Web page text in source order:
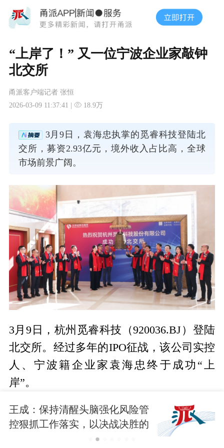
“上岸了！” 又一位宁波企业家敲钟
北交所
甬派客户端记者 张恒
2026-03-09 11:37:41 |
18.9万
3月9日，袁海忠执掌的觅睿科技登陆北
交所，募资2.93亿元，境外收入占比高，全球
市场前景广阔。
3月9日，杭州觅睿科技（920036.BJ）登陆
北交所。经过多年的IPO征战，该公司实控
人、宁波籍企业家袁海忠终于成功“上
岸”。
上市首日，觅睿科技以48.80元/股开盘（发
行价21.52元/股，发行后市盈率14.99
倍）。开盘后半小时，该股涨幅104%，最
王成：保持清醒头脑强化风险管
控狠抓工作落实，以决战决胜的
战斗姿态打赢防汛防台硬仗